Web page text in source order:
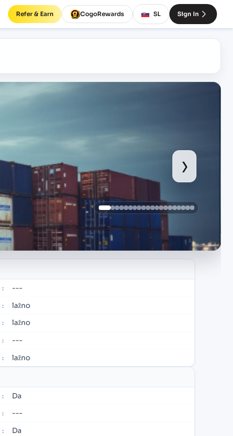
Refer & Earn CogoRewards SL Sign In
›
: ---
: lažno
: lažno
: ---
: lažno
: Da
: ---
: Da